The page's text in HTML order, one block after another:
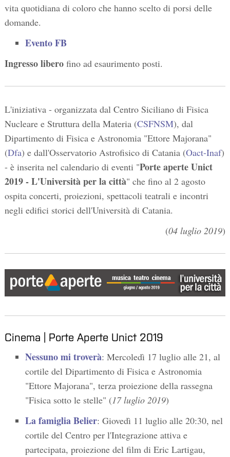
vita quotidiana di coloro che hanno scelto di porsi delle
domande.
Evento FB
Ingresso liberofino ad esaurimento posti.
L'iniziativa - organizzata dal Centro Siciliano di Fisica
Nucleare e Struttura della Materia (CSFNSM), dal
Dipartimento di Fisica e Astronomia "Ettore Majorana"
(Dfa) e dall'Osservatorio Astrofisico di Catania (Oact-Inaf)
- è inserita nel calendario di eventi "Porte aperte Unict
2019 - L'Università per la città" che fino al 2 agosto
ospita concerti, proiezioni, spettacoli teatrali e incontri
negli edifici storici dell'Università di Catania.
(04 luglio 2019)
Cinema | Porte Aperte Unict 2019
Nessuno mi troverà: Mercoledì 17 luglio alle 21, al
cortile del Dipartimento di Fisica e Astronomia
"Ettore Majorana", terza proiezione della rassegna
"Fisica sotto le stelle" (17 luglio 2019)
La famiglia Belier: Giovedì 11 luglio alle 20:30, nel
cortile del Centro per l'Integrazione attiva e
partecipata, proiezione del film di Eric Lartigau,